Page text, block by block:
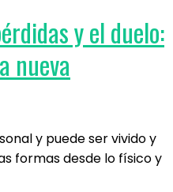
y el duelo:
nueva
y puede ser vivido y
formas desde lo físico y